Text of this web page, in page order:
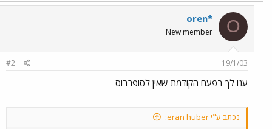
O
oren*
New member
19/1/03
#2
ענו לך בפעם הקודמת שאין לסופרבוס
נכתב ע"י eran huber: